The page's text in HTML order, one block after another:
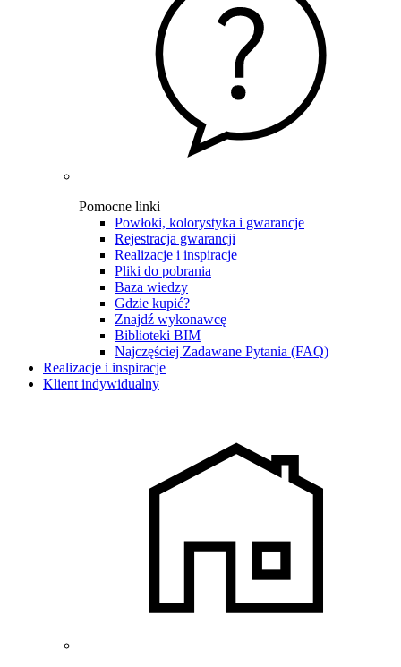
Pomocne linki
Powłoki, kolorystyka i gwarancje
Rejestracja gwarancji
Realizacje i inspiracje
Pliki do pobrania
Baza wiedzy
Gdzie kupić?
Znajdź wykonawcę
Biblioteki BIM
Najczęściej Zadawane Pytania (FAQ)
Realizacje i inspiracje
Klient indywidualny